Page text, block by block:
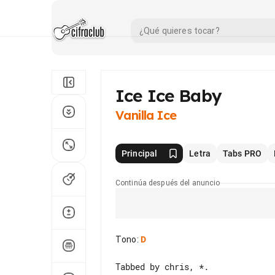
Ice Ice Baby
Vanilla Ice
Principal Letra Tabs PRO
Continúa después del anuncio
Tono: D
Tabbed by chris, *.